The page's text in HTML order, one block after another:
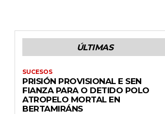
ÚLTIMAS
SUCESOS
PRISIÓN PROVISIONAL E SEN
FIANZA PARA O DETIDO POLO
ATROPELO MORTAL EN
BERTAMIRÁNS